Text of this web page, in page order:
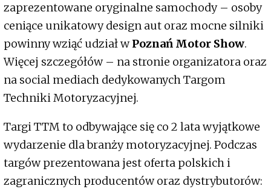
zaprezentowane oryginalne samochody – osoby
ceniące unikatowy design aut oraz mocne silniki
powinny wziąć udział wPoznań Motor Show.
Więcej szczegółów – na stronie organizatora oraz
na social mediach dedykowanych Targom
Techniki Motoryzacyjnej.
Targi TTM to odbywające się co 2 lata wyjątkowe
wydarzenie dla branży motoryzacyjnej. Podczas
targów prezentowana jest oferta polskich i
zagranicznych producentów oraz dystrybutorów: